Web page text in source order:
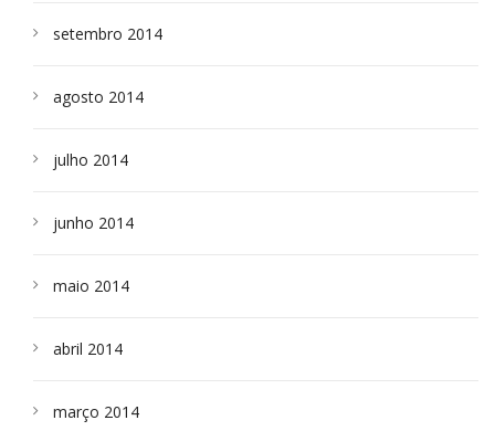
setembro 2014
agosto 2014
julho 2014
junho 2014
maio 2014
abril 2014
março 2014